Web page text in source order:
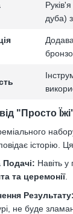
дуба)
від "Просто
історію.
Подачі: Навіть
та церемонії.
Результату:
не буде